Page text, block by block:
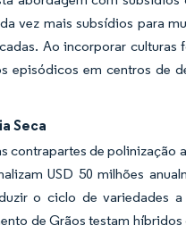
vez mais subsídios para
Ao incorporar culturas
episódicos em centros de
Seca
contrapartes de polinização
USD 50 milhões
o ciclo de variedades
de Grãos testam híbridos